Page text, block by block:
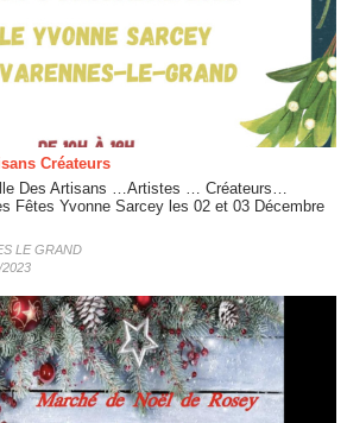
Créateurs
Des Artisans …Artistes … Créateurs…
Fêtes Yvonne Sarcey les 02 et 03 Décembre
LE GRAND